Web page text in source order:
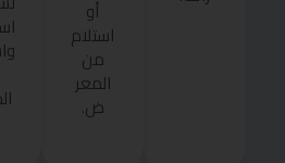
أو
استلام
من
المعر
ض.